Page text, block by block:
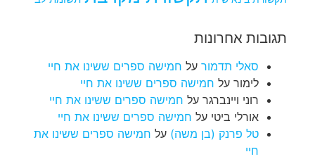
תגובות אחרונות
סאלי תדמור על חמישה ספרים ששינו את חיי
לימור על חמישה ספרים ששינו את חיי
רוני ויינברגר על חמישה ספרים ששינו את חיי
אורלי ביטי על חמישה ספרים ששינו את חיי
טל פרנק (בן משה) על חמישה ספרים ששינו את
חיי